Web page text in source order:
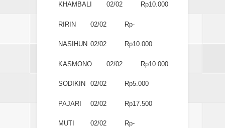
KHAMBALI 02/02 Rp10.000
RIRIN 02/02 Rp-
NASIHUN 02/02 Rp10.000
KASMONO 02/02 Rp10.000
SODIKIN 02/02 Rp5.000
PAJARI 02/02 Rp17.500
MUTI 02/02 Rp-